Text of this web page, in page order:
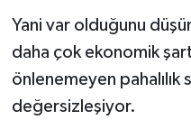
Yani var olduğunu
daha çok ekonomik
önlenemeyen pahalılık
değersizleşiyor.